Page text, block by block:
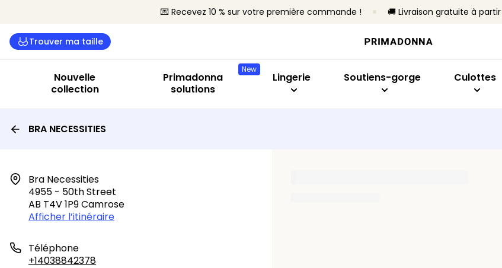
💌 Recevez 10 % sur votre première commande ! 🚚 Livraison gratuite à partir
Trouver ma taille
Nouvelle
collection
New
Primadonna
solutions
Lingerie
Culottes
Bodys
Primadonna Twist
Sport
Soutiens-gorge
Avec armatures
Rembourrés
Soutien-gorge
Culottes
Culottes
Hotpants
BRA NECESSITIES
Bra Necessities
4955 - 50th Street
AB T4V 1P9 Camrose
Afficher l’itinéraire
Téléphone
+14038842378